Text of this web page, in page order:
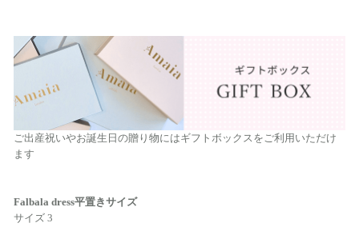
ご出産祝いやお誕生日の贈り物にはギフトボックスをご利用いただけ
ます
Falbala dress平置きサイズ
サイズ 3